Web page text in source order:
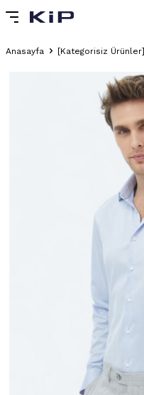
Anasayfa [Kategorisiz Ürünler]